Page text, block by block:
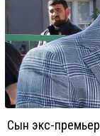
Сын экс-